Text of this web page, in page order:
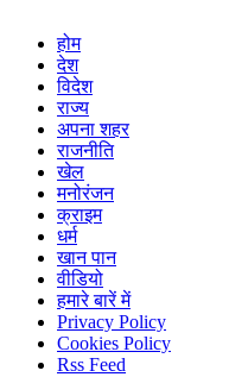
होम
देश
विदेश
राज्य
अपना शहर
राजनीति
खेल
मनोरंजन
क्राइम
धर्म
खान पान
वीडियो
हमारे बारें में
Privacy Policy
Cookies Policy
Rss Feed